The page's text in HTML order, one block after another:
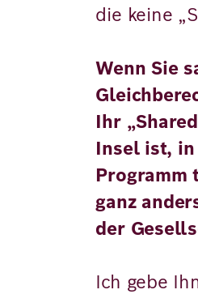
die keine
Wenn Sie
Ihr
Insel ist, in
Programm
ganz
der
Ich gebe